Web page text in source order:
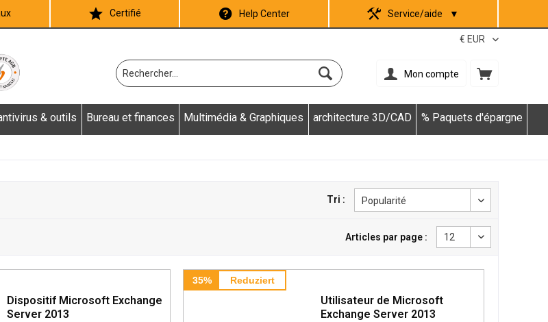
Certifié Help Center Service/aide ▼
Mon compte
& outils Bureau et finances Multimédia & Graphiques architecture 3D/CAD % Paquets d'épargne
Tri :
Articles par page :
Dispositif Microsoft Exchange
Server 2013
35% Reduziert
Utilisateur de Microsoft
Exchange Server 2013